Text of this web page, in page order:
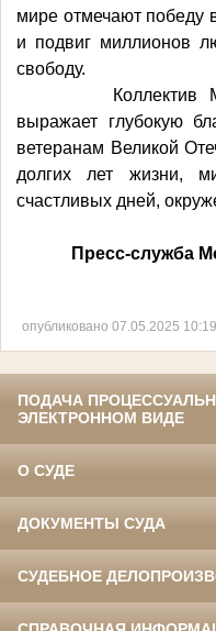
мире отмечают победу
и подвиг миллионов
свободу.
Коллектив
выражает глубокую
ветеранам Великой
долгих лет жизни,
счастливых дней,
Пресс-служба
опубликовано 07.05.2025
ПОДАЧА
ЭЛЕКТРОННОМ ВИДЕ
О СУДЕ
ДОКУМЕНТЫ СУДА
СУДЕБНОЕ